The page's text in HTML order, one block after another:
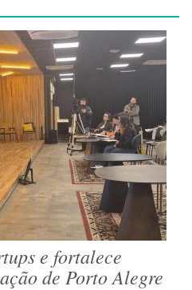
e fortalece
de Porto Alegre